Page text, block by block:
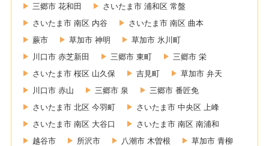
三郷市 花和田
さいたま市 浦和区 常盤
さいたま市 南区 内谷
さいたま市 南区 曲本
蕨市
草加市 神明
草加市 氷川町
川口市 赤芝新田
三郷市 東町
三郷市 栄
さいたま市 桜区 山久保
吉見町
草加市 弁天
川口市 赤山
三郷市 泉
三郷市 番匠免
さいたま市 北区 今羽町
さいたま市 中央区 上峰
さいたま市 南区 大谷口
さいたま市 南区 南浦和
越谷市
所沢市 八潮市 木曽根
草加市 青柳